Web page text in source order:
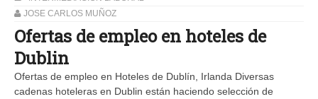
JOSE CARLOS MUÑOZ
Ofertas de empleo en hoteles de
Dublin
Ofertas de empleo en Hoteles de Dublín, Irlanda Diversas
cadenas hoteleras en Dublin están haciendo selección de